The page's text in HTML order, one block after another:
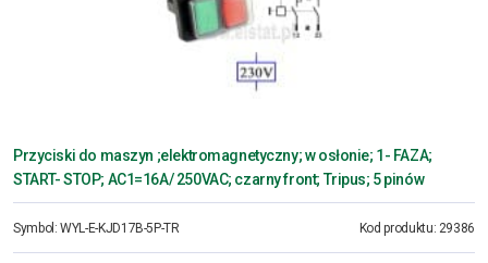
Przyciski do maszyn ;elektromagnetyczny; w osłonie; 1- FAZA;
START- STOP; AC1=16A/ 250VAC; czarny front; Tripus; 5 pinów
Symbol:WYL-E-KJD17B-5P-TR Kod produktu: 29386